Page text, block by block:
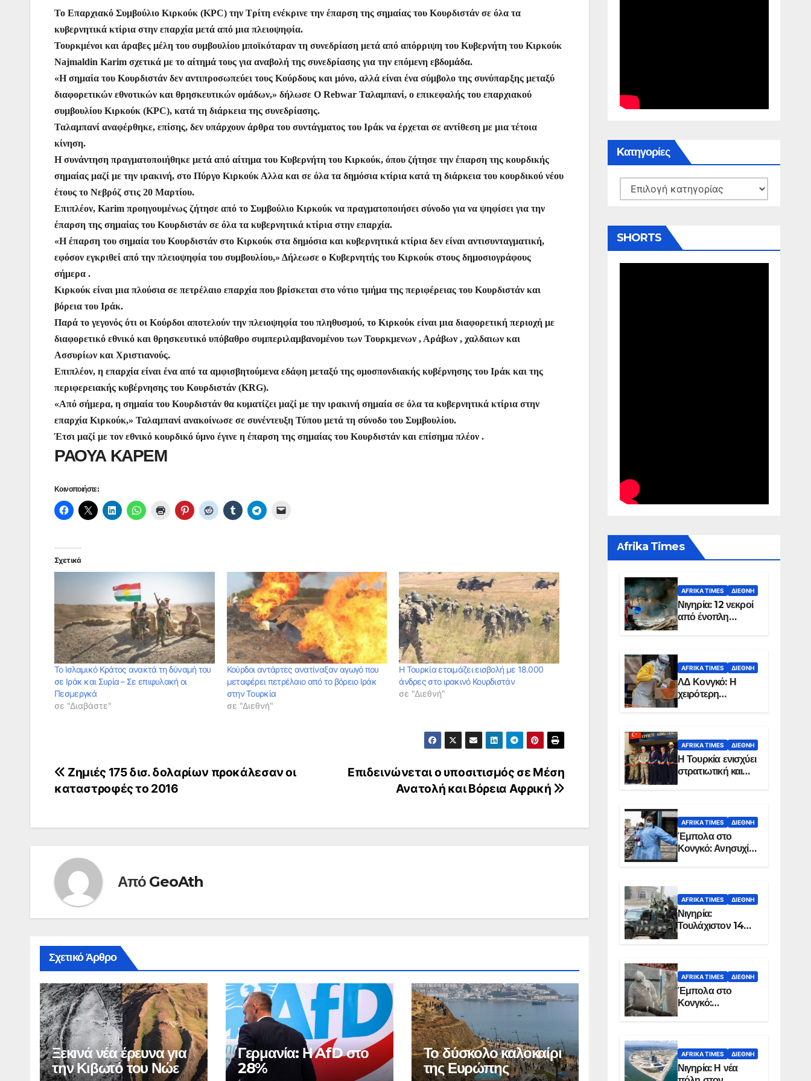
c
e
b
o
o
k
itt
er
at
s
A
p
p
ai
l
er
e
st
s
s
e
n
g
er
e
gr
a
m
er
ρ
α
σ
τε
ίτ
Το Επαρχιακό Συμβούλιο Κιρκούκ (KPC) την Τρίτη ενέκρινε την έπαρση της σημαίας του Κουρδιστάν σε όλα τα
κυβερνητικά κτίρια στην επαρχία μετά από μια πλειοψηφία.
Τουρκμένοι και άραβες μέλη του συμβουλίου μποϊκόταραν τη συνεδρίαση μετά από απόρριψη του Κυβερνήτη του Κιρκούκ
Najmaldin Karim σχετικά με το αίτημά τους για αναβολή της συνεδρίασης για την επόμενη εβδομάδα.
«Η σημαία του Κουρδιστάν δεν αντιπροσωπεύει τους Κούρδους και μόνο, αλλά είναι ένα σύμβολο της συνύπαρξης μεταξύ
διαφορετικών εθνοτικών και θρησκευτικών ομάδων,» δήλωσε Ο Rebwar Ταλαμπανί, ο επικεφαλής του επαρχιακού
συμβουλίου Κιρκούκ (KPC), κατά τη διάρκεια της συνεδρίασης.
Ταλαμπανί αναφέρθηκε, επίσης, δεν υπάρχουν άρθρα του συντάγματος του Ιράκ να έρχεται σε αντίθεση με μια τέτοια
κίνηση.
Η συνάντηση πραγματοποιήθηκε μετά από αίτημα του Κυβερνήτη του Κιρκούκ, όπου ζήτησε την έπαρση της κουρδικής
σημαίας μαζί με την ιρακινή, στο Πύργο Κιρκούκ Αλλα και σε όλα τα δημόσια κτίρια κατά τη διάρκεια του κουρδικού νέου
έτους το Νεβρόζ στις 20 Μαρτίου.
Επιπλέον, Karim προηγουμένως ζήτησε από το Συμβούλιο Κιρκούκ να πραγματοποιήσει σύνοδο για να ψηφίσει για την
έπαρση της σημαίας του Κουρδιστάν σε όλα τα κυβερνητικά κτίρια στην επαρχία.
«Η έπαρση του σημαία του Κουρδιστάν στο Κιρκούκ στα δημόσια και κυβερνητικά κτίρια δεν είναι αντισυνταγματική,
εφόσον εγκριθεί από την πλειοψηφία του συμβουλίου,» Δήλεωσε ο Κυβερνητής του Κιρκούκ στους δημοσιογράφους
σήμερα .
Κιρκούκ είναι μια πλούσια σε πετρέλαιο επαρχία που βρίσκεται στο νότιο τμήμα της περιφέρειας του Κουρδιστάν και
βόρεια του Ιράκ.
Παρά το γεγονός ότι οι Κούρδοι αποτελούν την πλειοψηφία του πληθυσμού, το Κιρκούκ είναι μια διαφορετική περιοχή με
διαφορετικό εθνικό και θρησκευτικό υπόβαθρο συμπεριλαμβανομένου των Τουρκμενων , Αράβων , χαλδαιων και
Ασσυρίων και Χριστιανούς.
Επιπλέον, η επαρχία είναι ένα από τα αμφισβητούμενα εδάφη μεταξύ της ομοσπονδιακής κυβέρνησης του Ιράκ και της
περιφερειακής κυβέρνησης του Κουρδιστάν (KRG).
«Από σήμερα, η σημαία του Κουρδιστάν θα κυματίζει μαζί με την ιρακινή σημαία σε όλα τα κυβερνητικά κτίρια στην
επαρχία Κιρκούκ,» Ταλαμπανί ανακοίνωσε σε συνέντευξη Τύπου μετά τη σύνοδο του Συμβουλίου.
Έτσι μαζί με τον εθνικό κουρδικό ύμνο έγινε η έπαρση της σημαίας του Κουρδιστάν και επίσημα πλέον .
ΡΑΟΥΑ ΚΑΡΕΜ
Κοινοποιήστε:
Σχετικά
Το Ισλαμικό Κράτος ανακτά τη δύναμή του
σε Ιράκ και Συρία – Σε επιφυλακή οι
Πεσμεργκά
σε "Διαβάστε"
Κούρδοι αντάρτες ανατίναξαν αγωγό που
μεταφέρει πετρέλαιο από το βόρειο Ιράκ
στην Τουρκία
σε "Διεθνή"
Η Τουρκία ετοιμάζει εισβολή με 18.000
άνδρες στο ιρακινό Κουρδιστάν
σε "Διεθνή"
Πλοήγηση
άρθρων
Επιδεινώνεται ο υποσιτισμός σε Μέση
Ανατολή και Βόρεια Αφρική
Ζημιές 175 δισ. δολαρίων προκάλεσαν οι
καταστροφές το 2016
Από GeoAth
Σχετικό Άρθρο
Ξεκινά νέα έρευνα για
την Κιβωτό του Νώε
Γερμανία: Η AfD στο
28%
Το δύσκολο καλοκαίρι
της Ευρώπης
Kατηγορίες
Kατηγορίες
SHORTS
Αfrika Times
AFRIKA TIMES ΔΙΕΘΝΉ
Νιγηρία: 12 νεκροί
από ένοπλη
επίθεση σε χωριό
AFRIKA TIMES ΔΙΕΘΝΉ
ΛΔ Κονγκό: Η
χειρότερη
επιδημία Έμπολα
χώρας
AFRIKA TIMES ΔΙΕΘΝΉ
Η Τουρκία ενισχύει
στρατιωτική και
ενεργειακή
Σομαλία
AFRIKA TIMES ΔΙΕΘΝΉ
Έμπολα στο
Κονγκό: Ανησυχία
για τη μεγάλη
AFRIKA TIMES ΔΙΕΘΝΉ
Νιγηρία:
Τουλάχιστον 14
νεκροί από
στην Οτούκπο
AFRIKA TIMES ΔΙΕΘΝΉ
Έμπολα στο
Κονγκό:
Ξεπέρασαν τους
AFRIKA TIMES ΔΙΕΘΝΉ
Νιγηρία: Η νέα